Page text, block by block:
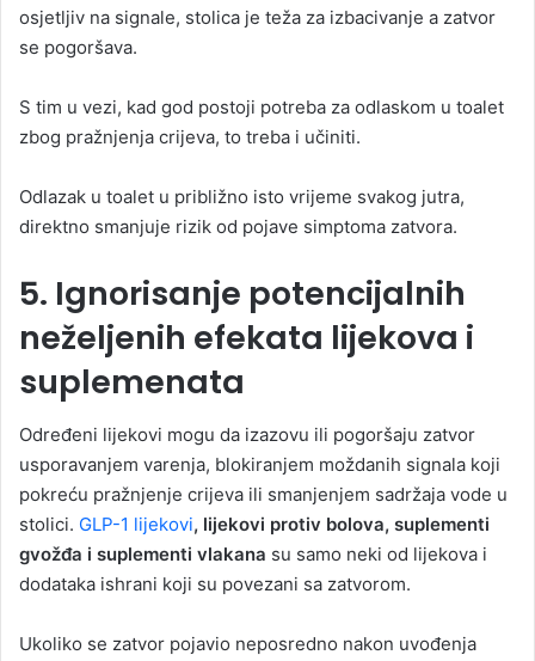
osjetljiv na signale, stolica je teža za izbacivanje a zatvor
se pogoršava.
S tim u vezi, kad god postoji potreba za odlaskom u toalet
zbog pražnjenja crijeva, to treba i učiniti.
Odlazak u toalet u približno isto vrijeme svakog jutra,
direktno smanjuje rizik od pojave simptoma zatvora.
5. Ignorisanje potencijalnih
neželjenih efekata lijekova i
suplemenata
Određeni lijekovi mogu da izazovu ili pogoršaju zatvor
usporavanjem varenja, blokiranjem moždanih signala koji
pokreću pražnjenje crijeva ili smanjenjem sadržaja vode u
stolici. GLP-1 lijekovi, lijekovi protiv bolova, suplementi
gvožđa i suplementi vlakana su samo neki od lijekova i
dodataka ishrani koji su povezani sa zatvorom.
Ukoliko se zatvor pojavio neposredno nakon uvođenja